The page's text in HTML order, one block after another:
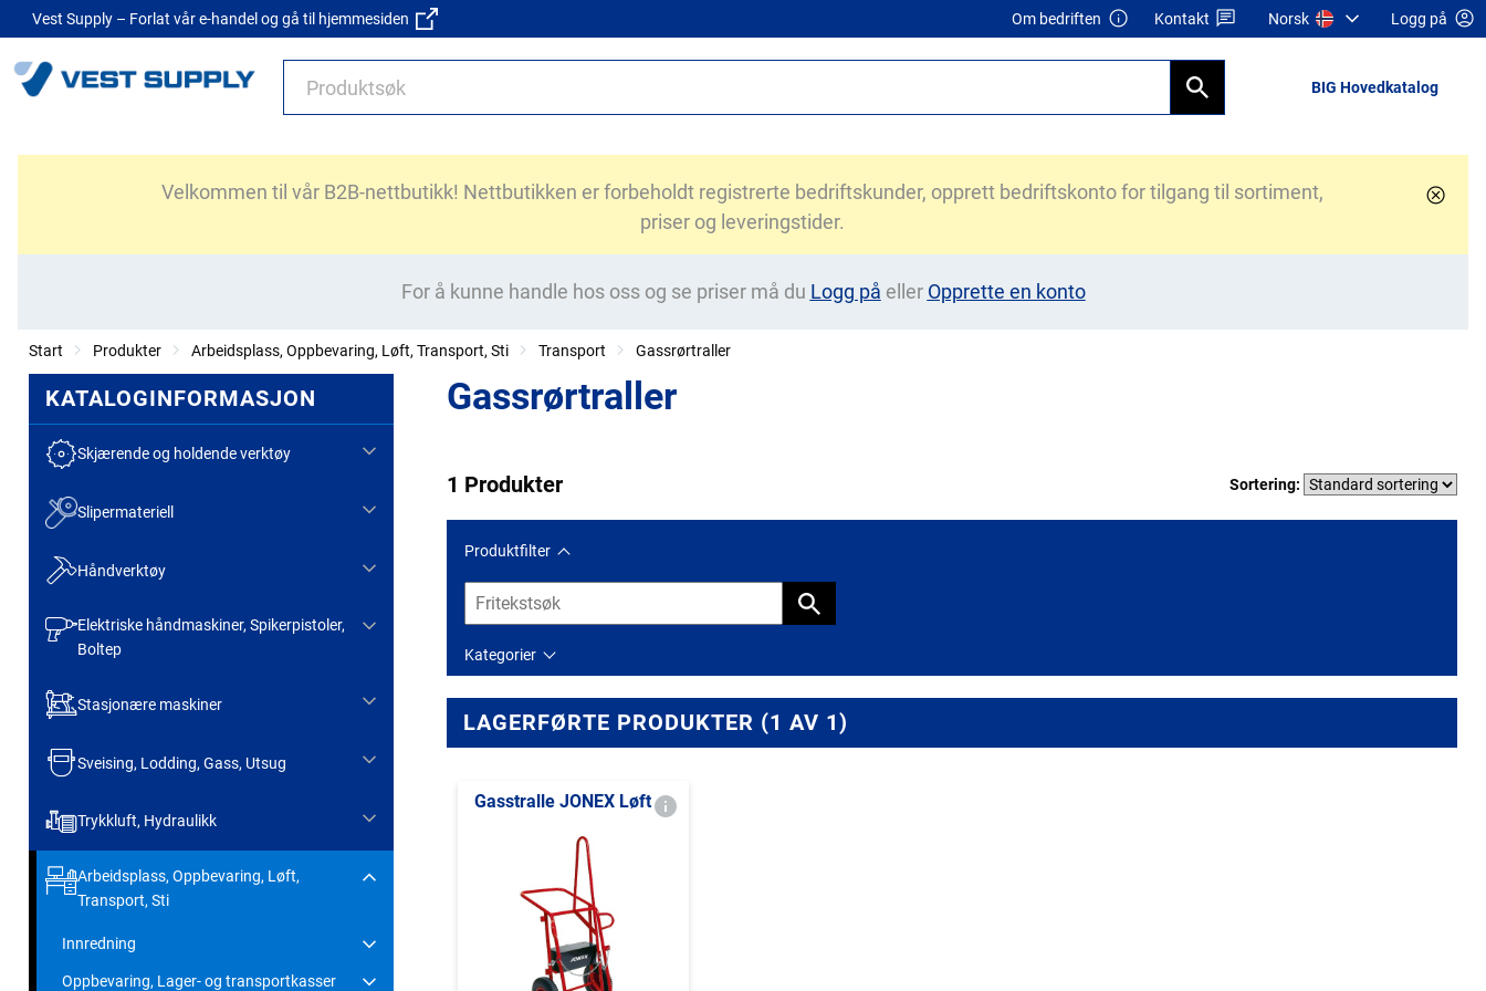
Vest Supply – Forlat vår e-handel og gå til hjemmesiden Om bedriften Kontakt Norsk Logg på
BIG Hovedkatalog
Velkommen til vår B2B-nettbutikk! Nettbutikken er forbeholdt registrerte bedriftskunder, opprett bedriftskonto for tilgang til sortiment,
priser og leveringstider.
For å kunne handle hos oss og se priser må du Logg på eller Opprette en konto
Start Produkter Arbeidsplass, Oppbevaring, Løft, Transport, Sti Transport Gassrørtraller
KATALOGINFORMASJON
Skjærende og holdende verktøy
Slipermateriell
Håndverktøy
Elektriske håndmaskiner, Spikerpistoler,
Boltep
Stasjonære maskiner
Sveising, Lodding, Gass, Utsug
Trykkluft, Hydraulikk
Arbeidsplass, Oppbevaring, Løft,
Transport, Sti
Innredning
Oppbevaring, Lager- og transportkasser
Gassrørtraller
1 Produkter Sortering:
Produktfilter
Kategorier
LAGERFØRTE PRODUKTER (1 AV 1)
Gasstralle JONEX Løft